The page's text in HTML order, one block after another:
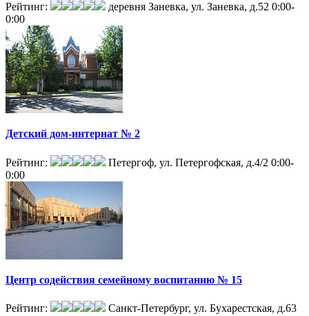
Рейтинг: деревня Заневка, ул. Заневка, д.52 0:00-
0:00
Детский дом-интернат № 2
Рейтинг: Петергоф, ул. Петергофская, д.4/2 0:00-
0:00
Центр содействия семейному воспитанию № 15
Рейтинг:
Санкт-Петербург, ул. Бухарестская, д.63